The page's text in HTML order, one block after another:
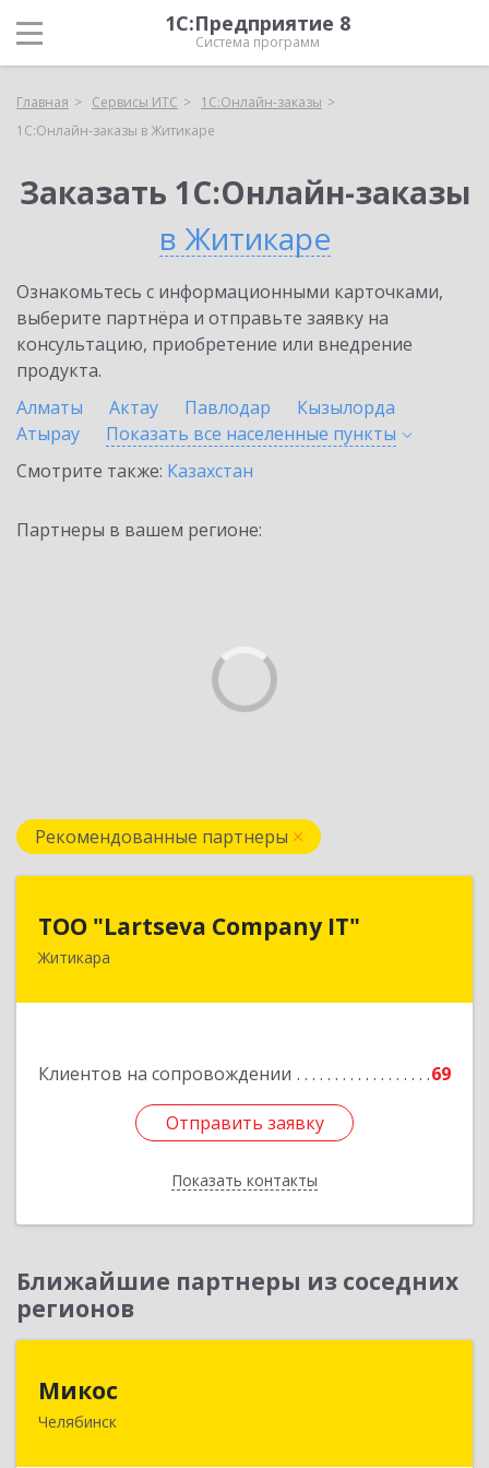
1С:Предприятие 8
Система программ
Главная Сервисы ИТС
1С:Онлайн-заказы
1С:Онлайн-заказы в Житикаре
Заказать 1С:Онлайн-заказы
в Житикаре
Ознакомьтесь с информационными карточками,
выберите партнёра и отправьте заявку на
консультацию, приобретение или внедрение
продукта.
Алматы
Актау Павлодар
Кызылорда
Атырау
Показать все населенные пункты
Смотрите также: Казахстан
Партнеры в вашем регионе:
Рекомендованные партнеры
ТОО "Lartseva Company IT"
Житикара
Клиентов на сопровождении 69
Отправить заявку
Показать контакты
110700, Республика Казахстан, Костанайская
Отправить заявку
Назад
Ближайшие партнеры из соседних
регионов
Микос
Челябинск